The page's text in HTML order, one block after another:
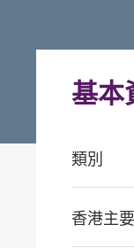
基本
類別
香港主